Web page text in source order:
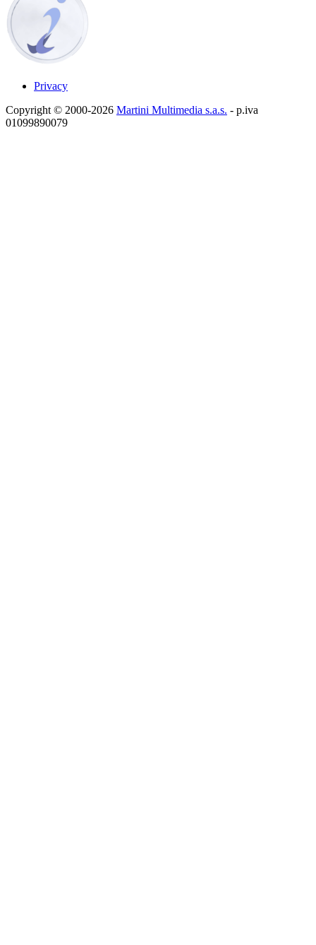
Privacy
Copyright © 2000-2026 Martini Multimedia s.a.s. - p.iva
01099890079